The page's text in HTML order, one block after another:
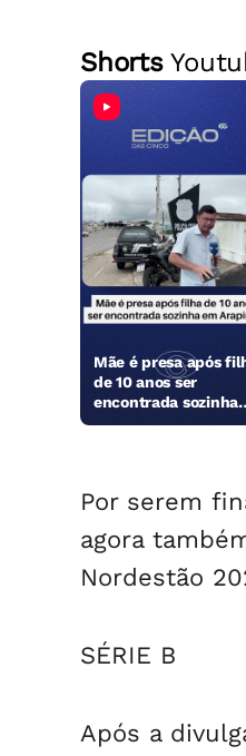
Shorts
Mãe é presa após
de 10 anos ser
encontrada sozinha
em Arapiraca
Por serem
agora
Nordestão
SÉRIE B
Após a